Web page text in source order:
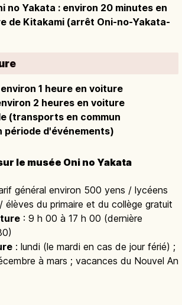
no Yakata : environ 20 minutes en
de Kitakami (arrêt Oni-no-Yakata-
1 heure en voiture
2 heures en voiture
(transports en commun
période d'événements)
le musée Oni no Yakata
général environ 500 yens / lycéens
du primaire et du collège gratuit
: 9 h 00 à 17 h 00 (dernière
: lundi (le mardi en cas de jour férié) ;
à mars ; vacances du Nouvel An